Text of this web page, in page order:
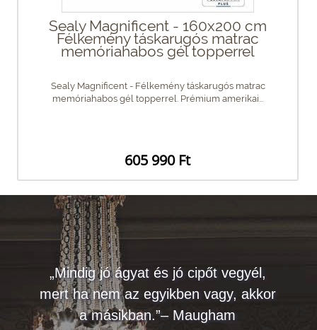
Sealy Magnificent - 160x200 cm
Félkemény táskarugós matrac
memóriahabos gél topperrel
Sealy Magnificent - Félkemény táskarugós matrac
memóriahabos gél topperrel. Prémium amerikai...
605 990 Ft
„Mindig jó ágyat és jó cipőt vegyél,
mert ha nem az egyikben vagy, akkor
a másikban.”– Maugham